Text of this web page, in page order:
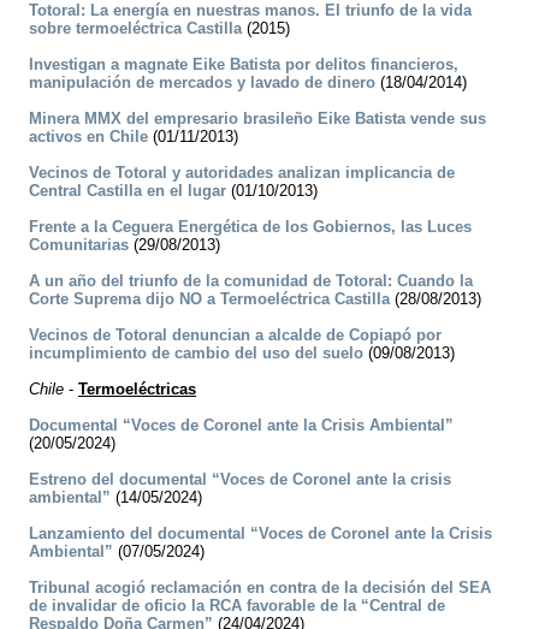
Totoral: La energía en nuestras manos. El triunfo de la vida
sobre termoeléctrica Castilla(2015)
Investigan a magnate Eike Batista por delitos financieros,
manipulación de mercados y lavado de dinero (18/04/2014)
Minera MMX del empresario brasileño Eike Batista vende sus
activos en Chile (01/11/2013)
Vecinos de Totoral y autoridades analizan implicancia de
Central Castilla en el lugar (01/10/2013)
Frente a la Ceguera Energética de los Gobiernos, las Luces
Comunitarias (29/08/2013)
A un año del triunfo de la comunidad de Totoral: Cuando la
Corte Suprema dijo NO a Termoeléctrica Castilla(28/08/2013)
Vecinos de Totoral denuncian a alcalde de Copiapó por
incumplimiento de cambio del uso del suelo (09/08/2013)
Chile - Termoeléctricas
Documental “Voces de Coronel ante la Crisis Ambiental”
(20/05/2024)
Estreno del documental “Voces de Coronel ante la crisis
ambiental” (14/05/2024)
Lanzamiento del documental “Voces de Coronel ante la Crisis
Ambiental” (07/05/2024)
Tribunal acogió reclamación en contra de la decisión del SEA
de invalidar de oficio la RCA favorable de la “Central de
Respaldo Doña Carmen” (24/04/2024)